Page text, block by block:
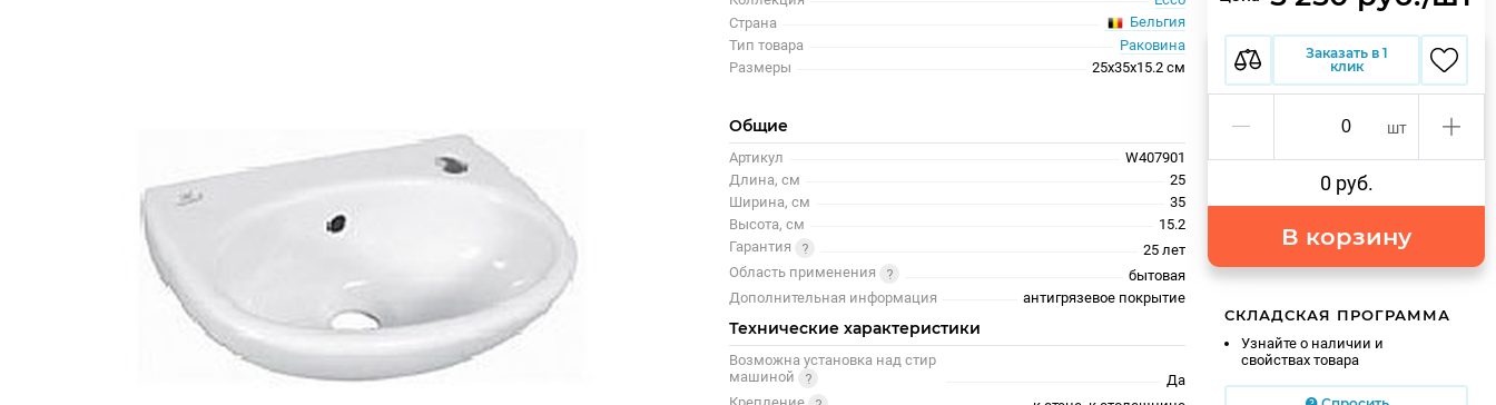
Страна
Бельгия
Тип товара
Раковина
Размеры
25x35x15.2 см
Общие
Артикул
W407901
Длина, см
25
Ширина, см
35
Высота, см
15.2
Гарантия
25 лет
Область применения
бытовая
Дополнительная информация
антигрязевое покрытие
Технические характеристики
Возможна установка над стир
машиной
Да
Заказать в 1
клик
шт
0 руб.
В корзину
СКЛАДСКАЯ ПРОГРАММА
Узнайте о наличии и
свойствах товара